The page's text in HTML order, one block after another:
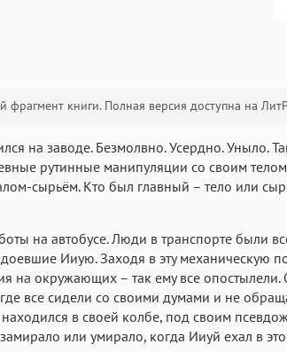
Аа Аа Аа
Fira Sans
Аа Аа Аа
фрагмент книги. Полная версия доступна на
на заводе. Безмолвно. Усердно. Уныло.
рутинные манипуляции со своим
сырьём. Кто был главный – тело или
на автобусе. Люди в транспорте были
Ииую. Заходя в эту механическую
на окружающих – так ему все опостылели.
все сидели со своими думами и не
в своей колбе, под своим
или умирало, когда Ииуй ехал в